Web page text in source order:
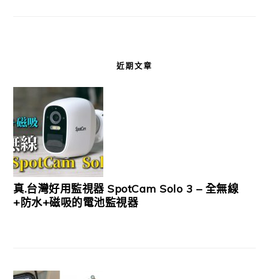
近期文章
真.台灣好用監視器 SpotCam Solo 3 – 全無線
+防水+磁吸的電池監視器